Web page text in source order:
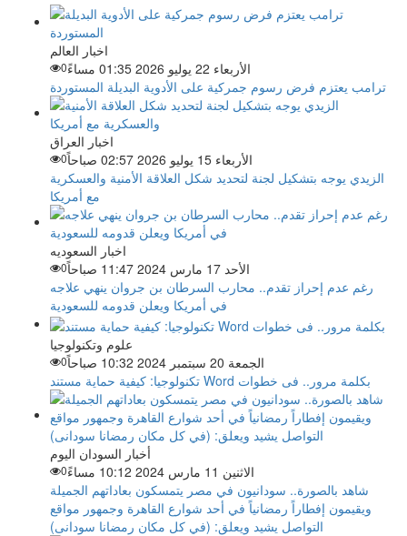
اخبار العالم
الأربعاء 22 يوليو 2026 01:35 مساءً
0
ترامب يعتزم فرض رسوم جمركية على الأدوية البديلة المستوردة
اخبار العراق
الأربعاء 15 يوليو 2026 02:57 صباحاً
0
الزيدي يوجه بتشكيل لجنة لتحديد شكل العلاقة الأمنية والعسكرية
مع أمريكا
اخبار السعوديه
الأحد 17 مارس 2024 11:47 صباحاً
0
رغم عدم إحراز تقدم.. محارب السرطان بن جروان ينهي علاجه
في أمريكا ويعلن قدومه للسعودية
علوم وتكنولوجيا
الجمعة 20 سبتمبر 2024 10:32 صباحاً
0
تكنولوجيا: كيفية حماية مستند Word بكلمة مرور.. فى خطوات
أخبار السودان اليوم
الاثنين 11 مارس 2024 10:12 مساءً
0
شاهد بالصورة.. سودانيون في مصر يتمسكون بعاداتهم الجميلة
ويقيمون إفطاراً رمضانياً في أحد شوارع القاهرة وجمهور مواقع
التواصل يشيد ويعلق: (في كل مكان رمضانا سودانى)